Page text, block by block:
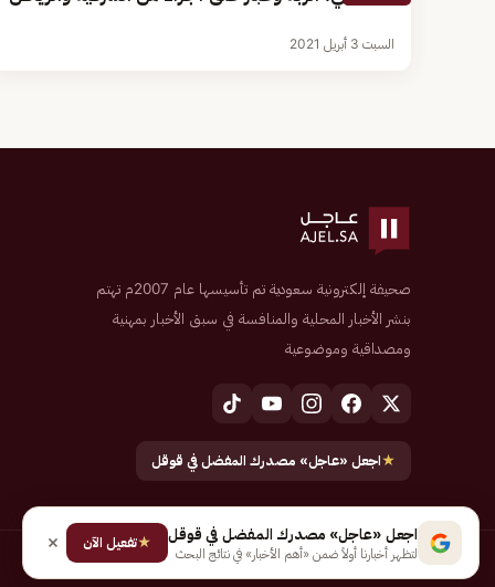
السبت 3 أبريل 2021
صحيفة إلكترونية سعودية تم تأسيسها عام 2007م تهتم
بنشر الأخبار المحلية والمنافسة في سبق الأخبار بمهنية
ومصداقية وموضوعية
★اجعل «عاجل» مصدرك المفضل في قوقل
جميع الحقوق محفوظة لـ شركة إيجاز للنشر الإلكتروني المالكة لصحيفة عاجل
اجعل «عاجل» مصدرك المفضل في قوقل
لتظهر أخبارنا أولاً ضمن «أهم الأخبار» في نتائج البحث
★تفعيل الآن